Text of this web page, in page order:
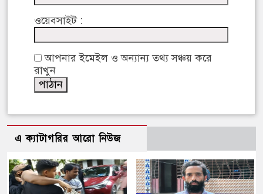
ওয়েবসাইট :
আপনার ইমেইল ও অন্যান্য তথ্য সঞ্চয় করে
রাখুন
এ ক্যাটাগরির আরো নিউজ